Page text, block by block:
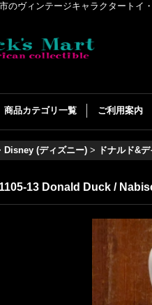
のヴィンテージキャラクタート
商品カテゴリ一覧 ご利用案内
Disney (ディズニー) > ドナルド&
13 Donald Duck /